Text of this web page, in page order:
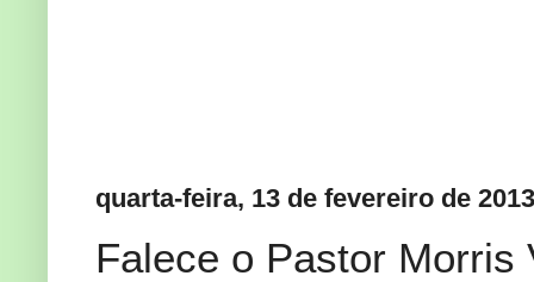
quarta-feira, 13 de fevereiro de 2013
Falece o Pastor Morris